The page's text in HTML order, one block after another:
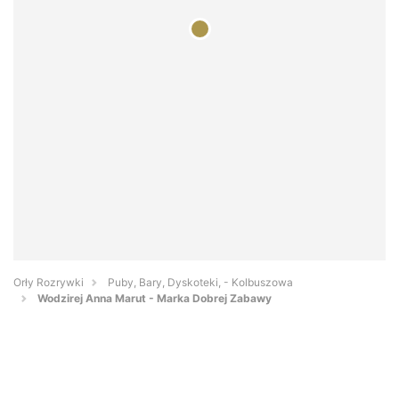
Orły Rozrywki
Puby, Bary, Dyskoteki, - Kolbuszowa
Wodzirej Anna Marut - Marka Dobrej Zabawy